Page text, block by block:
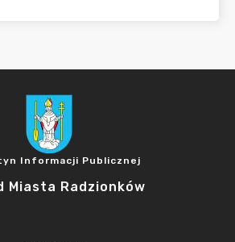
Informacji Publicznej
Miasta Radzionków